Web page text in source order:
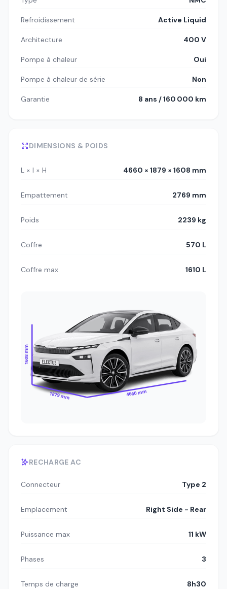
Refroidissement Active Liquid
Architecture 400 V
Pompe à chaleur Oui
Pompe à chaleur de série Non
Garantie 8 ans / 160 000 km
DIMENSIONS & POIDS
L × l × H 4660 × 1879 × 1608 mm
Empattement 2769 mm
Poids 2239 kg
Coffre 570 L
Coffre max 1610 L
1608 mm
1879 mm 4660 mm
RECHARGE AC
Connecteur Type 2
Emplacement Right Side - Rear
Puissance max 11 kW
Phases 3
Temps de charge 8h30